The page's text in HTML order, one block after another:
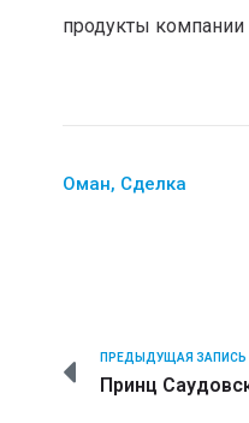
продукты компании
Оман, Сделка
ПРЕДЫДУЩАЯ ЗАПИСЬ